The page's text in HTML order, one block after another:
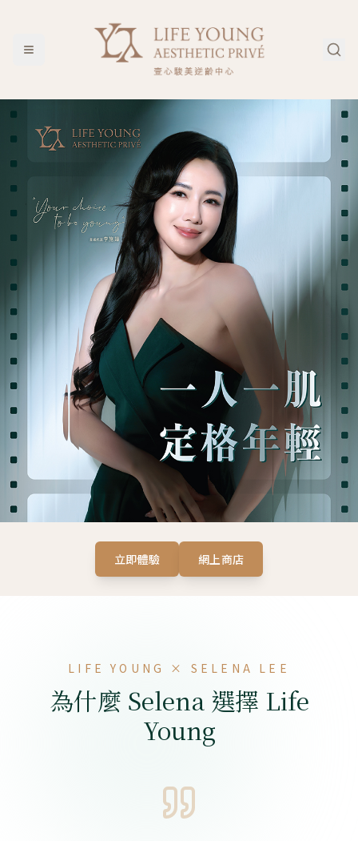
一人一肌 定格年輕 — Life Young Aesthetic
立即體驗 網上商店
LIFE YOUNG × SELENA LEE
為什麼 Selena 選擇 Life
Young